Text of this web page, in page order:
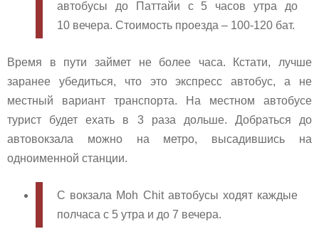
автобусы до Паттайи с 5 часов утра до
10 вечера. Стоимость проезда – 100-120 бат.
Время в пути займет не более часа. Кстати, лучше
заранее убедиться, что это экспресс автобус, а не
местный вариант транспорта. На местном автобусе
турист будет ехать в 3 раза дольше. Добраться до
автовокзала можно на метро, высадившись на
одноименной станции.
С вокзала Moh Chit автобусы ходят каждые
полчаса с 5 утра и до 7 вечера.